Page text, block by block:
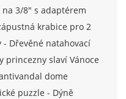
3/8" s adaptérem
krabice pro 2
IP)
- Dřevěné natahovací
princezny slaví Vánoce
dome
f2.8mm, IR 20m, D-
puzzle - Dýně